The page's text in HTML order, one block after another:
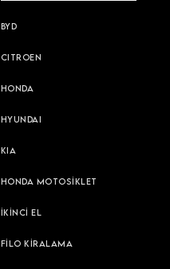
BYD
CITROEN
HONDA
HYUNDAI
KIA
HONDA MOTOSİKLET
İKİNCİ EL
FİLO KİRALAMA